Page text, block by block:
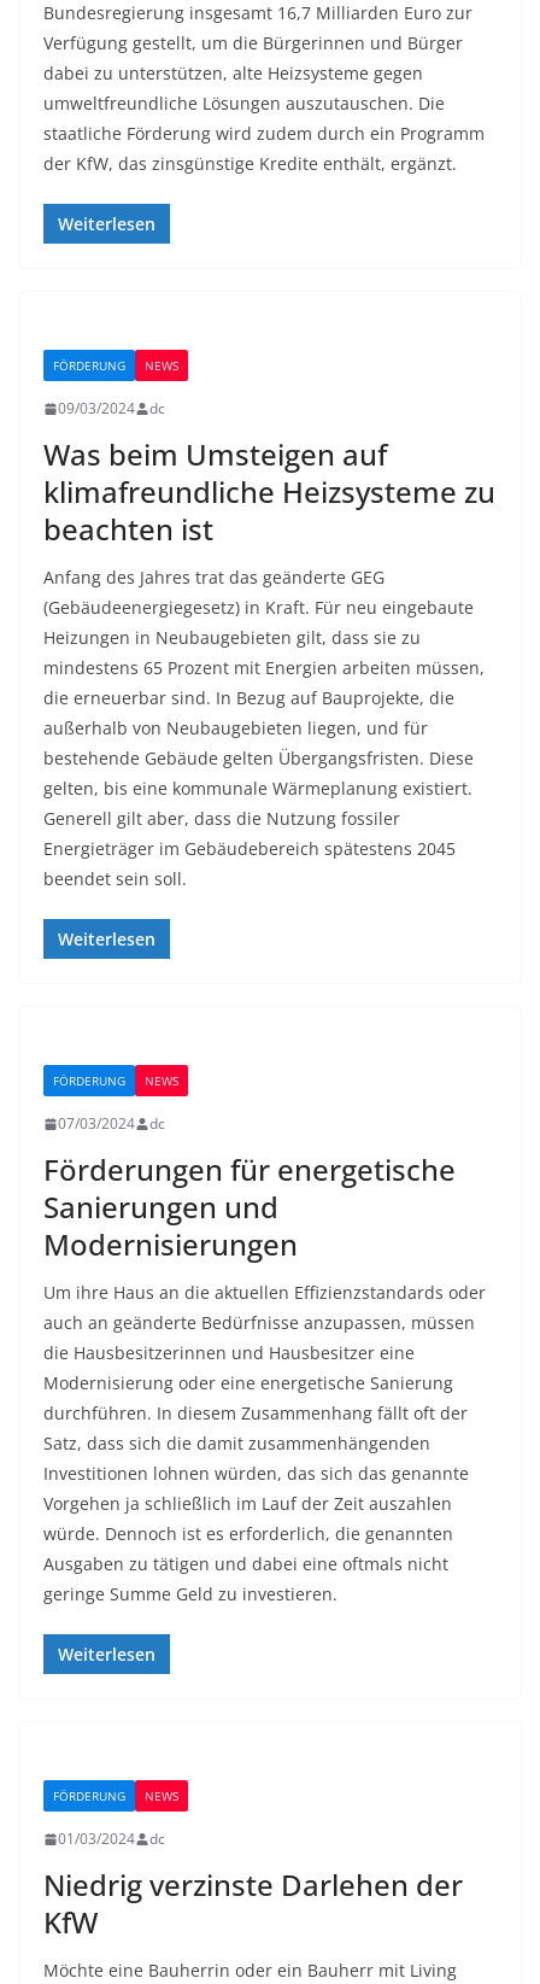
Bundesregierung insgesamt 16,7 Milliarden Euro zur
Verfügung gestellt, um die Bürgerinnen und Bürger
dabei zu unterstützen, alte Heizsysteme gegen
umweltfreundliche Lösungen auszutauschen. Die
staatliche Förderung wird zudem durch ein Programm
der KfW, das zinsgünstige Kredite enthält, ergänzt.
Weiterlesen
FÖRDERUNG NEWS
09/03/2024 dc
Was beim Umsteigen auf
klimafreundliche Heizsysteme zu
beachten ist
Anfang des Jahres trat das geänderte GEG
(Gebäudeenergiegesetz) in Kraft. Für neu eingebaute
Heizungen in Neubaugebieten gilt, dass sie zu
mindestens 65 Prozent mit Energien arbeiten müssen,
die erneuerbar sind. In Bezug auf Bauprojekte, die
außerhalb von Neubaugebieten liegen, und für
bestehende Gebäude gelten Übergangsfristen. Diese
gelten, bis eine kommunale Wärmeplanung existiert.
Generell gilt aber, dass die Nutzung fossiler
Energieträger im Gebäudebereich spätestens 2045
beendet sein soll.
Weiterlesen
FÖRDERUNG NEWS
07/03/2024 dc
Förderungen für energetische
Sanierungen und
Modernisierungen
Um ihre Haus an die aktuellen Effizienzstandards oder
auch an geänderte Bedürfnisse anzupassen, müssen
die Hausbesitzerinnen und Hausbesitzer eine
Modernisierung oder eine energetische Sanierung
durchführen. In diesem Zusammenhang fällt oft der
Satz, dass sich die damit zusammenhängenden
Investitionen lohnen würden, das sich das genannte
Vorgehen ja schließlich im Lauf der Zeit auszahlen
würde. Dennoch ist es erforderlich, die genannten
Ausgaben zu tätigen und dabei eine oftmals nicht
geringe Summe Geld zu investieren.
Weiterlesen
FÖRDERUNG NEWS
01/03/2024 dc
Niedrig verzinste Darlehen der
KfW
Möchte eine Bauherrin oder ein Bauherr mit Living